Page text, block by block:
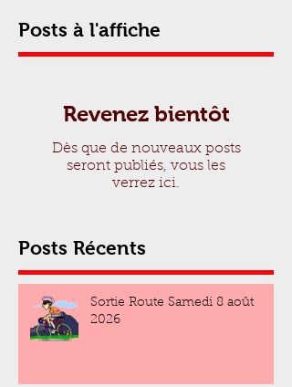
Posts à l'affiche
Revenez bientôt
Dès que de nouveaux posts
seront publiés, vous les
verrez ici.
Posts Récents
Sortie Route Samedi 8 août
2026